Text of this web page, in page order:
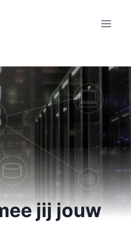
jij jouw